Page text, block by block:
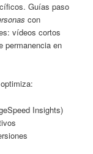
Guías paso
con
vídeos cortos
permanencia en
Insights)